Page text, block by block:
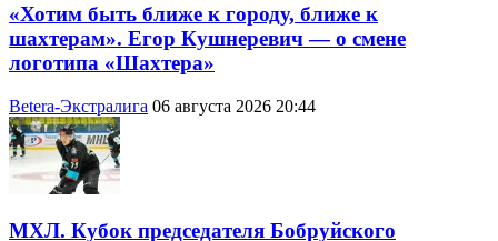
«Хотим быть ближе к городу, ближе к
шахтерам». Егор Кушнеревич — о смене
логотипа «Шахтера»
Betera-Экстралига 06 августа 2026 20:44
МХЛ. Кубок председателя Бобруйского